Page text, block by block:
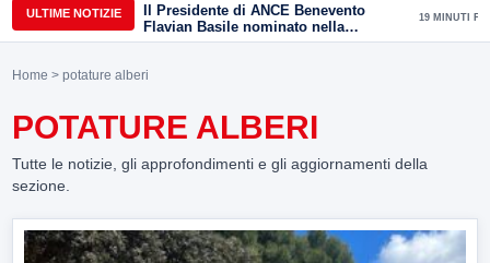
ULTIME NOTIZIE
Il Presidente di ANCE Benevento
Flavian Basile nominato nella
Commissione Tecnica
Confindustria Nazionale
19 MINUTI FA
Home > potature alberi
POTATURE ALBERI
Tutte le notizie, gli approfondimenti e gli aggiornamenti della
sezione.